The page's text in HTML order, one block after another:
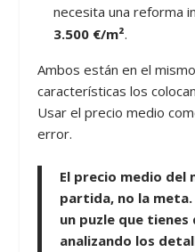
necesita una reforma
3.500 €/m².
Ambos están en el
características los
Usar el precio medio
error.
El precio medio del
partida, no la meta.
un puzle que
analizando los